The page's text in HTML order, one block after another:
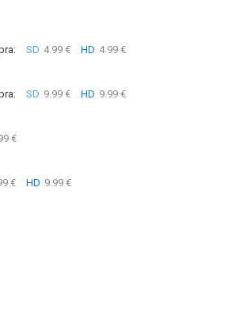
SD 4.99 € HD 4.99 €
SD 9.99 € HD 9.99 €
€
€ HD 9.99 €